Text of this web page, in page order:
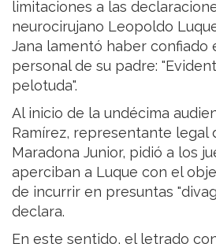
limitaciones a las
neurocirujano Leopoldo
Jana lamentó haber confiado
personal de su padre:
pelotuda".
Al inicio de la undécima
Ramírez, representante legal
Maradona Junior, pidió a los
aperciban a Luque con el
de incurrir en presuntas
declara.
En este sentido, el letrado